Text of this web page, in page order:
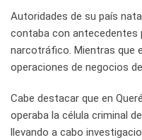
Autoridades de su país
contaba con antecedentes
narcotráfico. Mientras que
operaciones de negocios
Cabe destacar que en
operaba la célula criminal
llevando a cabo